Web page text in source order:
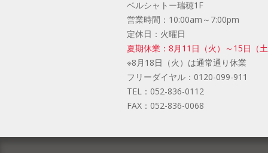
ベルシャトー瑞穂1F
営業時間：10:00am～7:00pm
定休日：火曜日
夏期休業：8月11日（火）～15日（
※8月18日（火）は通常通り休業
フリーダイヤル： 0120-099-911
TEL： 052-836-0112
FAX： 052-836-0068